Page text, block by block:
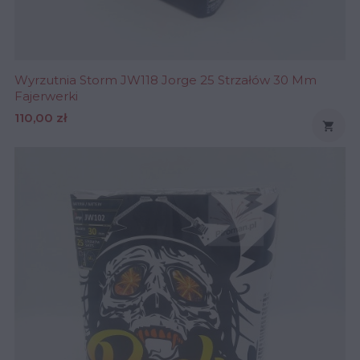
Wyrzutnia Storm JW118 Jorge 25 Strzałów 30 Mm
Fajerwerki
Cena
110,00 zł
